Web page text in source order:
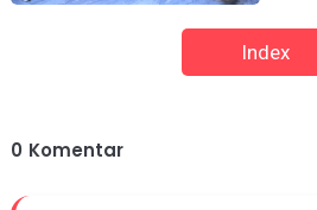
Index
0 Komentar